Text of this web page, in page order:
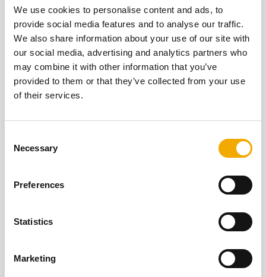
We use cookies to personalise content and ads, to
provide social media features and to analyse our traffic.
We also share information about your use of our site with
our social media, advertising and analytics partners who
may combine it with other information that you’ve
provided to them or that they’ve collected from your use
of their services.
Necessary
Preferences
Statistics
Marketing
KINGFIRE kandallójából, és használja ki az
összes előnyét.
ELŐNYÖK